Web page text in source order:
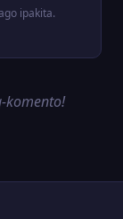
ipakita.
komento!